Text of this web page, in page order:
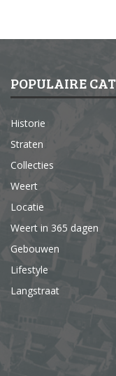
POPULAIRE
Historie
Straten
Collecties
Weert
Locatie
Weert in 365 dagen
Gebouwen
Lifestyle
Langstraat